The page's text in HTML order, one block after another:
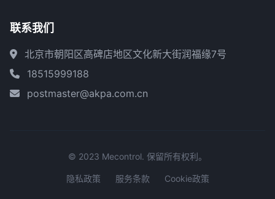
联系我们
北京市朝阳区高碑店地区文化新大街润福缘7号
18515999188
postmaster@akpa.com.cn
© 2023 Mecontrol. 保留所有权利。
隐私政策 服务条款 Cookie政策